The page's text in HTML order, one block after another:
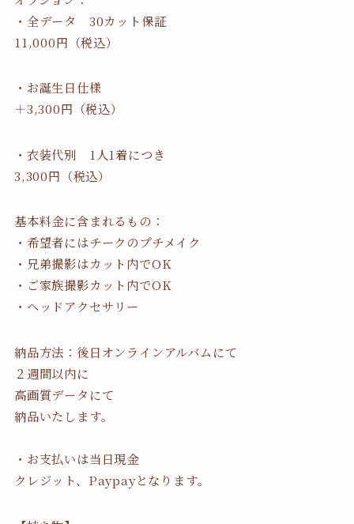
・全データ 30カット保証
11,000円（税込）
・お誕生日仕様
＋3,300円（税込）
・衣装代別 1人1着につき
3,300円（税込）
基本料金に含まれるもの：
・希望者にはチークのプチメイク
・兄弟撮影はカット内でOK
・ご家族撮影カット内でOK
・ヘッドアクセサリー
納品方法：後日オンラインアルバムにて
２週間以内に
高画質データにて
納品いたします。
・お支払いは当日現金
クレジット、Paypayとなります。